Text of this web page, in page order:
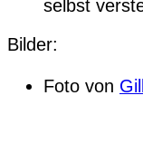
selbst
Bilder:
Foto von